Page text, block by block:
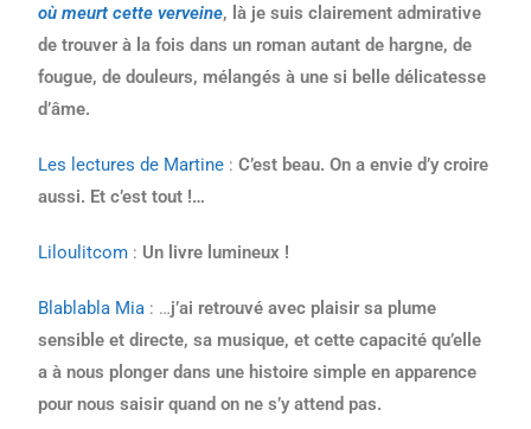
où meurt cette verveine, là je suis clairement admirative
de trouver à la fois dans un roman autant de hargne, de
fougue, de douleurs, mélangés à une si belle délicatesse
d’âme.
Les lectures de Martine :C’est beau. On a envie d’y croire
aussi. Et c’est tout !…
Liloulitcom : Un livre lumineux !
Blablabla Mia : …j’ai retrouvé avec plaisir sa plume
sensible et directe, sa musique, et cette capacité qu’elle
a à nous plonger dans une histoire simple en apparence
pour nous saisir quand on ne s’y attend pas.